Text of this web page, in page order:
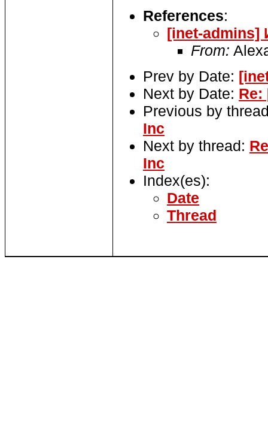
References:
[inet-admins]
From:
Prev by Date:
Next by Date: Re:
Previous by
Inc
Next by thread:
Inc
Index(es):
Date
Thread